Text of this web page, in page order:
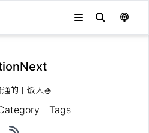
的干饭人🍚
Tags